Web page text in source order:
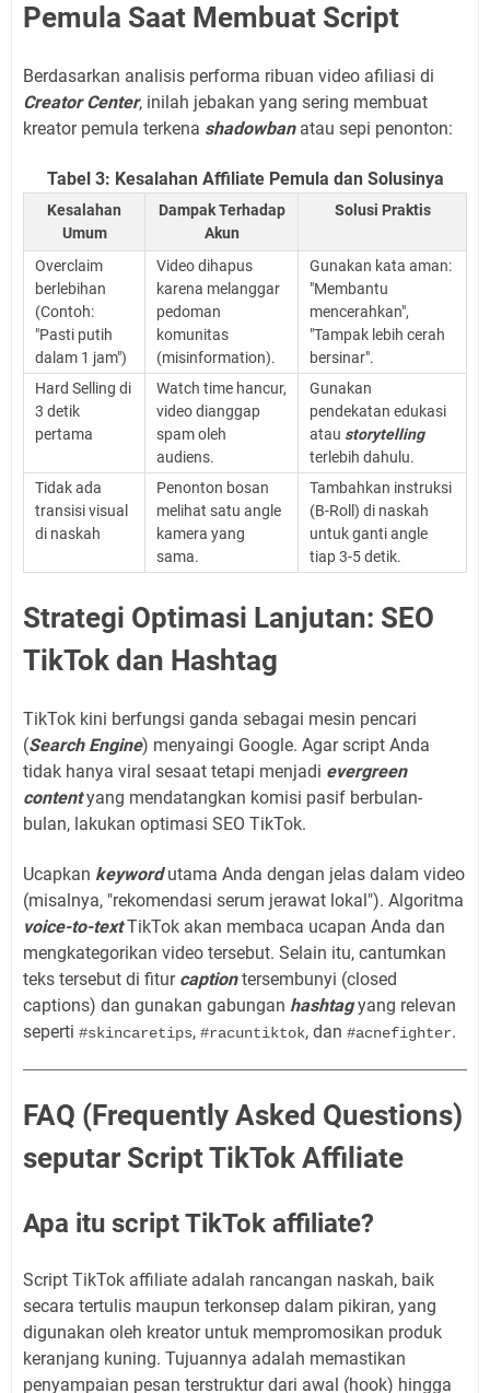
Pemula Saat Membuat Script
Berdasarkan analisis performa ribuan video afiliasi di
Creator Center, inilah jebakan yang sering membuat
kreator pemula terkena shadowbanatau sepi penonton:
Tabel 3: Kesalahan Affiliate Pemula dan Solusinya
Kesalahan
Umum
Dampak Terhadap
Akun
Solusi Praktis
Overclaim
berlebihan
(Contoh:
"Pasti putih
dalam 1 jam")
Video dihapus
karena melanggar
pedoman
komunitas
(misinformation).
Gunakan kata aman:
"Membantu
mencerahkan",
"Tampak lebih cerah
bersinar".
Hard Selling di
3 detik
pertama
Watch time hancur,
video dianggap
spam oleh
audiens.
Gunakan
pendekatan edukasi
atau storytelling
terlebih dahulu.
Tidak ada
transisi visual
di naskah
Penonton bosan
melihat satu angle
kamera yang
sama.
Tambahkan instruksi
(B-Roll) di naskah
untuk ganti angle
tiap 3-5 detik.
Strategi Optimasi Lanjutan: SEO
TikTok dan Hashtag
TikTok kini berfungsi ganda sebagai mesin pencari
(Search Engine) menyaingi Google. Agar script Anda
tidak hanya viral sesaat tetapi menjadi evergreen
contentyang mendatangkan komisi pasif berbulan-
bulan, lakukan optimasi SEO TikTok.
Ucapkan keywordutama Anda dengan jelas dalam video
(misalnya, "rekomendasi serum jerawat lokal"). Algoritma
voice-to-textTikTok akan membaca ucapan Anda dan
mengkategorikan video tersebut. Selain itu, cantumkan
teks tersebut di fitur captiontersembunyi (closed
captions) dan gunakan gabungan hashtagyang relevan
seperti #skincaretips, #racuntiktok, dan #acnefighter.
FAQ (Frequently Asked Questions)
seputar Script TikTok Affiliate
Apa itu script TikTok affiliate?
Script TikTok affiliate adalah rancangan naskah, baik
secara tertulis maupun terkonsep dalam pikiran, yang
digunakan oleh kreator untuk mempromosikan produk
keranjang kuning. Tujuannya adalah memastikan
penyampaian pesan terstruktur dari awal (hook) hingga